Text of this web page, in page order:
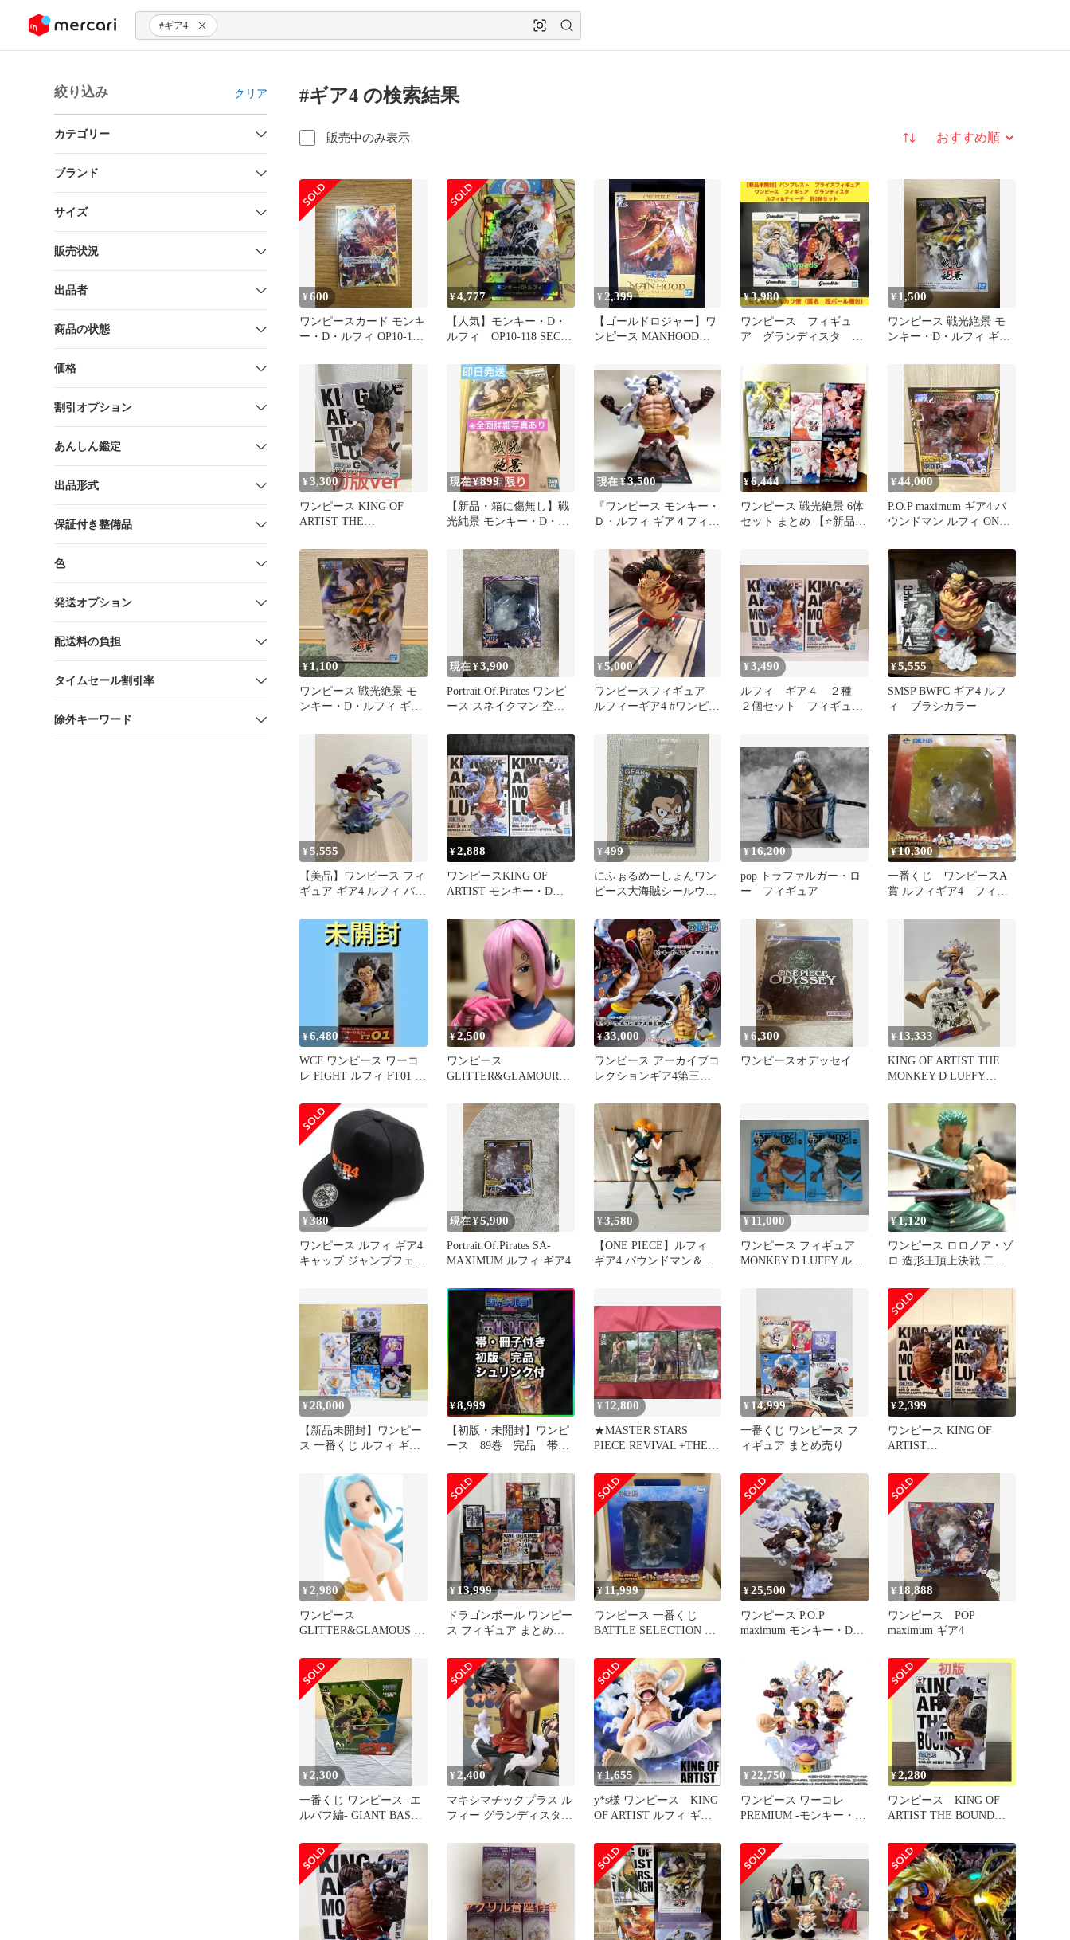
ツにスキップ #ギア4
絞り込み クリア
カテゴリー
ブランド
サイズ
販売状況
出品者
商品の状態
価格
割引オプション
あんしん鑑定
出品形式
保証付き整備品
色
発送オプション
配送料の負担
タイムセール割引率
除外キーワード
#ギア4 の検索結果
販売中のみ表示 並び替え
¥600
ワンピースカード モンキ
ー・D・ルフィ OP10-118
¥4,777
【人気】モンキー・D・
ルフィ OP10-118 SEC★
¥ 2,399
【ゴールドロジャー】ワ
ンピース MANHOOD
¥3,980
ワンピース フィギュ
ア グランディスタ ル
ット
¥ 1,500
ワンピース 戦光絶景 モ
ンキー・D・ルフィ ギア
¥3,300
ワンピース KING OF
ARTIST THE
ン
現在 ¥899
【新品・箱に傷無し】戦
光純景 モンキー・D・ル
現在 ¥3,500
『ワンピース モンキー・
Ｄ・ルフィ ギア４フィギ
¥6,444
ワンピース 戦光絶景 6体
セット まとめ 【⭐️新品・
¥44,000
P.O.P maximum ギア4 バ
ウンドマン ルフィ ONE
¥1,100
ワンピース 戦光絶景 モ
ンキー・D・ルフィ ギア
現在 ¥3,900
Portrait.Of.Pirates ワンピ
ース スネイクマン 空箱
¥5,000
ワンピースフィギュア
ルフィーギア4 #ワンピー
¥3,490
ルフィ ギア４ ２種
２個セット フィギュ
¥5,555
SMSP BWFC ギア4 ルフ
ィ ブラシカラー
¥5,555
【美品】ワンピース フィ
ギュア ギア4 ルフィ バウ
¥2,888
ワンピースKING OF
ARTIST モンキー・D・
¥499
にふぉるめーしょんワン
ピース大海賊シールウエ
ギア4 GR
¥16,200
pop トラファルガー・ロ
ー フィギュア
¥10,300
一番くじ ワンピースA
賞 ルフィギア4 フィギ
¥6,480
WCF ワンピース ワーコ
レ FIGHT ルフィ FT01 フ
¥2,500
ワンピース
GLITTER&GLAMOURS
¥33,000
ワンピース アーカイブコ
レクションギア4第三弾
コングガン
¥6,300
ワンピースオデッセイ
¥ 13,333
KING OF ARTIST THE
MONKEY D LUFFY
¥ 380
ワンピース ルフィ ギア4
キャップ ジャンプフェス
現在 ¥5,900
Portrait.Of.Pirates SA-
MAXIMUM ルフィ ギア4
¥3,580
【ONE PIECE】ルフィ
ギア4 バウンドマン＆ナ
¥ 11,000
ワンピース フィギュア
MONKEY D LUFFY ルフ
¥1,120
ワンピース ロロノア・ゾ
ロ 造形王頂上決戦 二刀
¥28,000
【新品未開封】ワンピー
ス 一番くじ ルフィ ギア5
¥8,999
【初版・未開封】ワンピ
ース 89巻 完品 帯付
ク付き
¥ 12,800
★MASTER STARS
PIECE REVIVAL +THE
¥ 14,999
一番くじ ワンピース フ
ィギュア まとめ売り
¥2,399
ワンピース KING OF
ARTIST
¥ 2,980
ワンピース
GLITTER&GLAMOUS ネ
ュア
¥ 13,999
ドラゴンボール ワンピー
ス フィギュア まとめ売
¥ 11,999
ワンピース 一番くじ
BATTLE SELECTION B
¥25,500
ワンピース P.O.P
maximum モンキー・D・
¥ 18,888
ワンピース POP
maximum ギア4
¥ 2,300
一番くじ ワンピース -エ
ルバフ編- GIANT BASH!!
¥ 2,400
マキシマチックプラス ル
フィー グランディスタ
¥1,655
y*s様 ワンピース KING
OF ARTIST ルフィ ギア5
¥ 22,750
ワンピース ワーコレ
PREMIUM -モンキー・
¥2,280
ワンピース KING OF
ARTIST THE BOUND